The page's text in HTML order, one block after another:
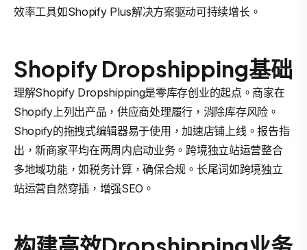
效率工具如Shopify Plus解决方案驱动可持续增长。
Shopify Dropshipping基础
理解Shopify Dropshipping是零库存创业的起点。商家在
Shopify上列出产品，供应商处理履行，消除库存风险。
Shopify的拖拽式编辑器易于使用，加速店铺上线。报告指
出，新商家平均在两周内启动业务。跨境独立站运营整合
多地域功能，如税务计算，确保合规。长尾词如跨境独立
站运营自然穿插，增强SEO。